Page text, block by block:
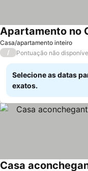
Casa/apartamento inteiro
Ver preços
/ Pontuação não
Selecione as datas
exatos.